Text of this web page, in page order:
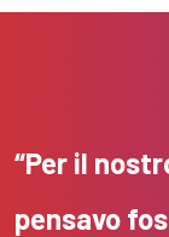
“Per il
pensavo